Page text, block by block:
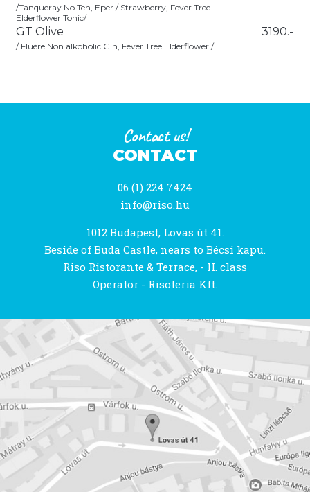
/Tanqueray No.Ten, Eper / Strawberry, Fever Tree
Elderflower Tonic/
GT Olive
/ Fluére Non alkoholic Gin, Fever Tree Elderflower /
3190.-
Contact us!
CONTACT
06 (1) 224 7424
info@riso.hu
1012 Budapest, Lovas út 41.
Beside of Buda Castle, nears to Bécsi kapu.
Riso Ristorante & Terrace, - II. class
Operator - Risoteria Kft.